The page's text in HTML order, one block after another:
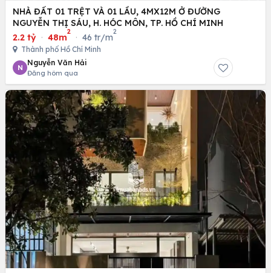
NHÀ ĐẤT 01 TRỆT VÀ 01 LẦU, 4MX12M Ở ĐƯỜNG
NGUYỄN THỊ SÁU, H. HÓC MÔN, TP. HỒ CHÍ MINH
2.2 tỷ · 48m
2
· 46 tr/m
2
Thành phố Hồ Chí Minh
N
Nguyễn Văn Hải
Đăng hôm qua